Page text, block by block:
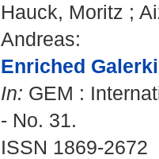
Hauck, Moritz ;
Andreas:
Enriched
In: GEM :
- No. 31.
ISSN 1869-2672